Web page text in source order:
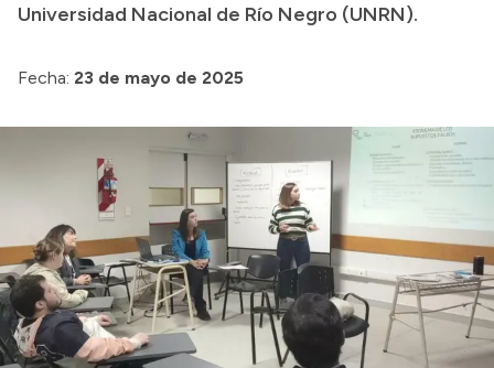
Convocatorias
Universidad Nacional de Río Negro (UNRN).
Fecha: 23 de mayo de 2025